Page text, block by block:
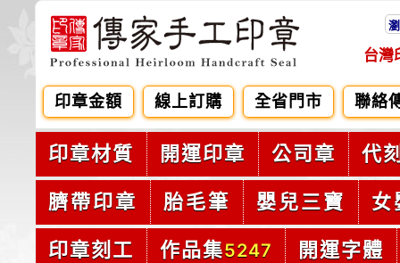
台灣
印章金額 線上訂購 全省門市 聯絡
印章材質 開運印章 公司章 代
臍帶印章 胎毛筆 嬰兒三寶 女
印章刻工 作品集5247 開運字體